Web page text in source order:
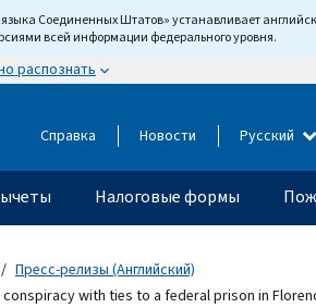
Соединенных Штатов» устанавливает
всей информации федерального уровня.
распознать
Справка Новости Русский
Налоговые формы
Пресс-релизы (Английский)
with ties to a federal prison in